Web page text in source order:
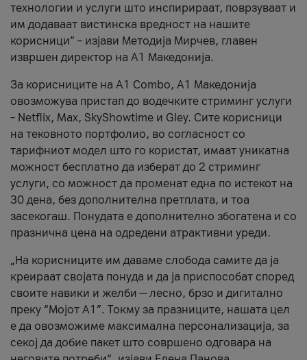
технологии и услуги што инспирираат, поврзуваат и
им додаваат вистинска вредност на нашите
корисници“ – изјави Методија Мирчев, главен
извршен директор на А1 Македонија.
За корисниците на A1 Combo, А1 Македонија
овозможува пристап до водечките стриминг услуги
– Netflix, Max, SkyShowtime и Gley. Сите корисници
на тековното портфолио, во согласност со
тарифниот модел што го користат, имаат уникатна
можност бесплатно да изберат до 2 стриминг
услуги, со можност да променат една по истекот на
30 дена, без дополнителна претплата, и тоа
засекогаш. Понудата е дополнително збогатена и со
празнична цена на одредени атрактивни уреди.
„На корисниците им даваме слобода самите да ја
креираат својата понуда и да ја приспособат според
своите навики и желби — лесно, брзо и дигитално
преку “Мојот А1”. Токму за празниците, нашата цел
е да овозможиме максимална персонализација, за
секој да добие пакет што совршено одговара на